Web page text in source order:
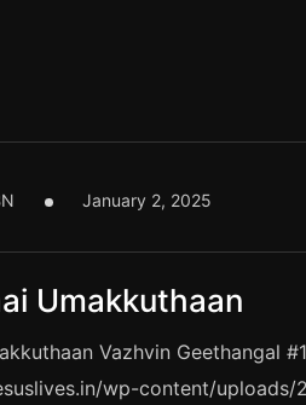
January 2, 2025
Umakkuthaan
Vazhvin Geethangal
wp-content/uploads/